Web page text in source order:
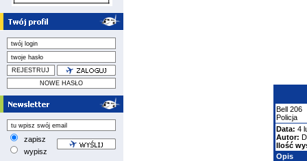
zapisz
wypisz
Bell 206
Policja
Data: 4
Autor:
Ilość
Opis